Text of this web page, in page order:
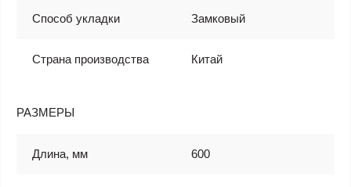
Способ укладки Замковый
Страна производства Китай
РАЗМЕРЫ
Длина, мм 600